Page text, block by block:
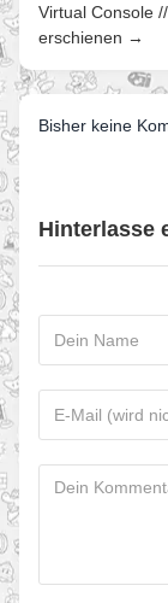
Virtual Console
erschienen →
Bisher keine
Hinterlasse